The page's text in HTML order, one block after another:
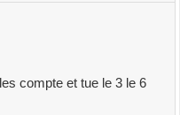
compte et tue le 3 le 6